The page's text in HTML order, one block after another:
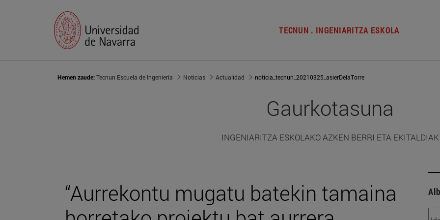
TECNUN . INGENIARITZA ESKOLA
Hemen zaude:Tecnun Escuela de Ingeniería Noticias Actualidad noticia_tecnun_20210325_asierDelaTorre
Gaurkotasuna
INGENIARITZA ESKOLAKO AZKEN BERRI ETA EKITALDIAK
“Aurrekontu mugatu batekin tamaina